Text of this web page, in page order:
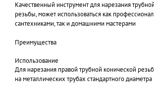
Качественный инструмент для нарезания
резьбы, может использоваться как
сантехниками, так и домашними мастерами
Преимущества
Использование
Для нарезания правой трубной конической
на металлических трубах стандартного диаметра